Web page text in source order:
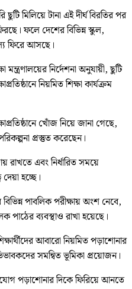
মিলিয়ে টানা এই দীর্ঘ বিরতির পর
ফলে দেশের বিভিন্ন স্কুল,
ফিরে আসছে।
মন্ত্রণালয়ের নির্দেশনা অনুযায়ী, ছুটি
নিয়মিত শিক্ষা কার্যক্রম
খোঁজ নিয়ে জানা গেছে,
প্রস্তুত করেছেন।
রাখতে এবং নির্ধারিত সময়ে
হচ্ছে।
পাবলিক পরীক্ষায় অংশ নেবে,
পাঠের ব্যবস্থাও রাখা হয়েছে।
আবারো নিয়মিত পড়াশোনার
সমন্বিত ভূমিকা প্রয়োজন।
পড়াশোনার দিকে ফিরিয়ে আনতে